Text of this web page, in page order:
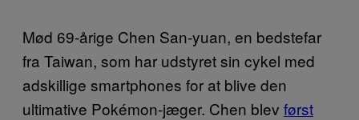
Mød 69-årige Chen San-yuan, en bedstefar
fra Taiwan, som har udstyret sin cykel med
adskillige smartphones for at blive den
ultimative Pokémon-jæger. Chen blev først